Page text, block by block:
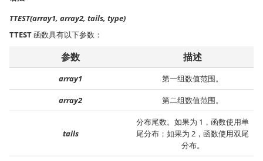
TTEST(array1, array2, tails, type)
TTEST函数具有以下参数：
参数 描述
array1 第一组数值范围。
array2 第二组数值范围。
tails
分布尾数。如果为 1，函数使用单
尾分布；如果为 2，函数使用双尾
分布。